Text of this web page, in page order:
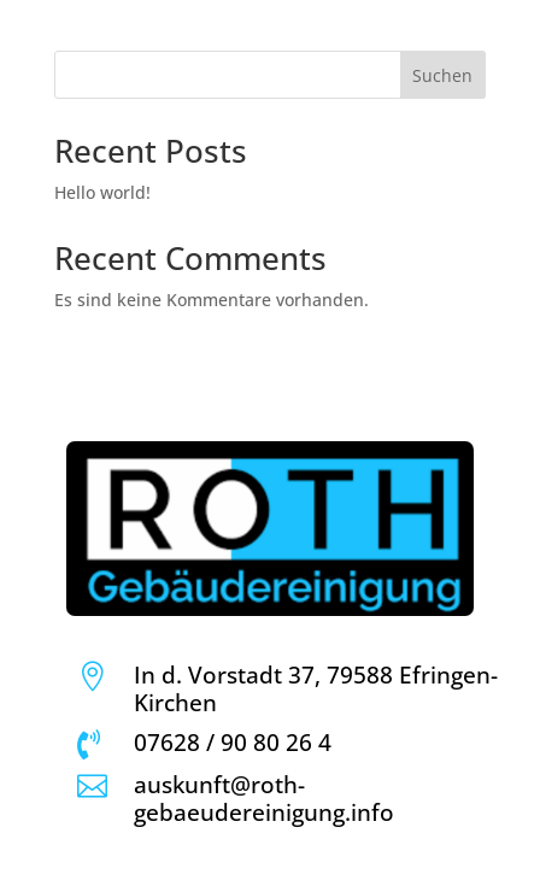
i
e
Suchen
Recent Posts
Hello world!
Recent Comments
Es sind keine Kommentare vorhanden.

In d. Vorstadt 37, 79588 Efringen-
Kirchen
 07628 / 90 80 26 4

auskunft@roth-
gebaeudereinigung.info